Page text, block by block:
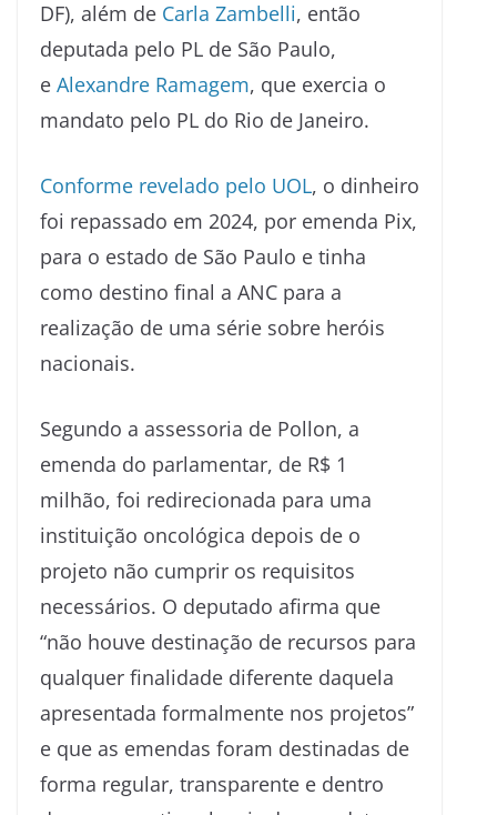
DF), além de Carla Zambelli, então
deputada pelo PL de São Paulo,
e Alexandre Ramagem, que exercia o
mandato pelo PL do Rio de Janeiro.
Conforme revelado pelo UOL, o dinheiro
foi repassado em 2024, por emenda Pix,
para o estado de São Paulo e tinha
como destino final a ANC para a
realização de uma série sobre heróis
nacionais.
Segundo a assessoria de Pollon, a
emenda do parlamentar, de R$ 1
milhão, foi redirecionada para uma
instituição oncológica depois de o
projeto não cumprir os requisitos
necessários. O deputado afirma que
“não houve destinação de recursos para
qualquer finalidade diferente daquela
apresentada formalmente nos projetos”
e que as emendas foram destinadas de
forma regular, transparente e dentro